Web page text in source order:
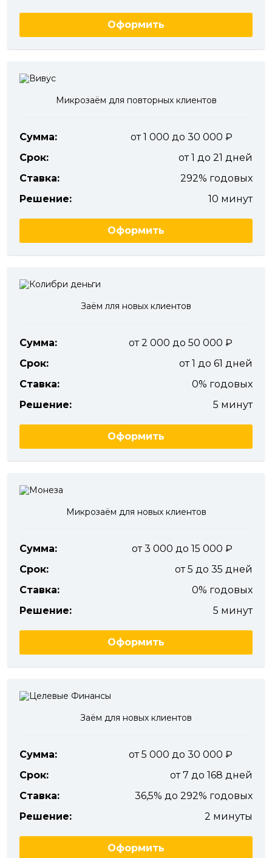
Оформить
Микрозаём для повторных клиентов
Сумма:
от 1 000 до 30 000
Срок:
от 1 до 21 дней
Ставка:
292% годовых
Решение:
10 минут
Оформить
Заём лля новых клиентов
Сумма:
от 2 000 до 50 000
Срок:
от 1 до 61 дней
Ставка:
0% годовых
Решение:
5 минут
Оформить
Микрозаём для новых клиентов
Сумма:
от 3 000 до 15 000
Срок:
от 5 до 35 дней
Ставка:
0% годовых
Решение:
5 минут
Оформить
Заём для новых клиентов
Сумма:
от 5 000 до 30 000
Срок:
от 7 до 168 дней
Ставка:
36,5% до 292% годовых
Решение:
2 минуты
Оформить